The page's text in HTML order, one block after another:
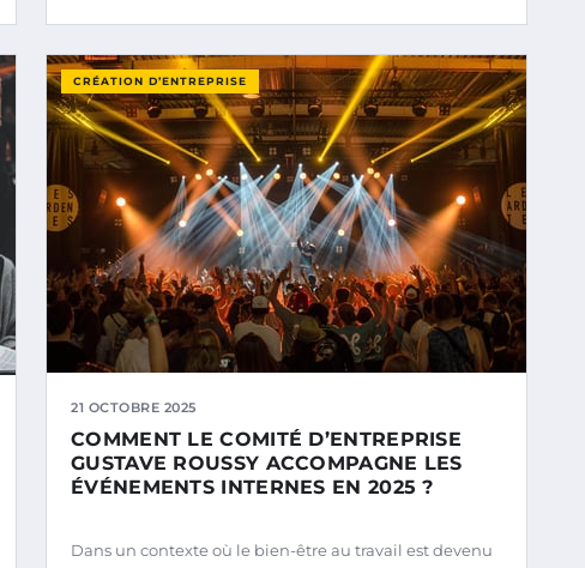
CRÉATION D’ENTREPRISE
21 OCTOBRE 2025
COMMENT LE COMITÉ D’ENTREPRISE
GUSTAVE ROUSSY ACCOMPAGNE LES
ÉVÉNEMENTS INTERNES EN 2025 ?
Dans un contexte où le bien-être au travail est devenu